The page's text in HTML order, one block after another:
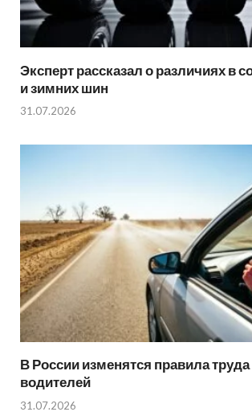
Эксперт рассказал о различиях в
и зимних шин
31.07.2026
В России изменятся правила
водителей
31.07.2026